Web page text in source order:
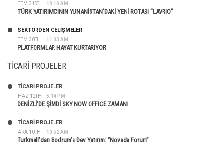
TEM 31ST 10:10 AM
TÜRK YATIRIMCININ YUNANİSTAN’DAKİ YENİ ROTASI “LAVRIO”
TEM 30TH 11:03 AM
SEKTÖRDEN GELIŞMELER
PLATFORMLAR HAYAT KURTARIYOR
TICARI PROJELER
HAZ 12TH 5:14 PM
TİCARİ PROJELER
DENİZLİ’DE ŞİMDİ SKY NOW OFFICE ZAMANI
ARA 10TH 10:52 AM
TİCARİ PROJELER
Turkmall’dan Bodrum’a Dev Yatırım: “Novada Forum”